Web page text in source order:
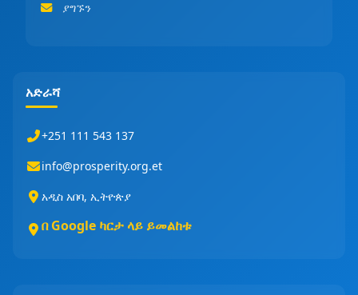
ያግኙን
አድራሻ
+251 111 543 137
info@prosperity.org.et
አዲስ አበባ, ኢትዮጵያ
በ Google ካርታ ላይ ይመልከቱ